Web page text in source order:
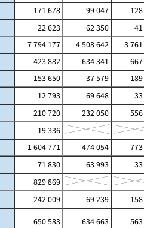
171 678 99 047
22 623 62 350
7 794 177 4 508 642 3
423 882 634 341
153 650 37 579
12 793 69 648
210 720 232 050
19 336
1 604 771 474 054
71 830 63 993
829 869
242 009 69 239
650 583 634 663